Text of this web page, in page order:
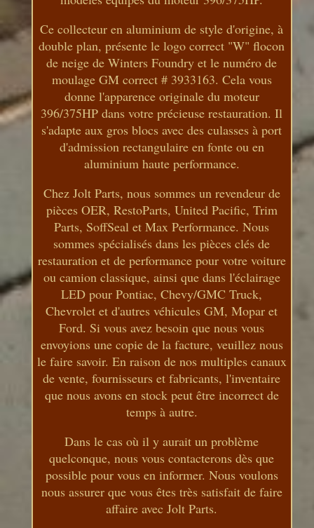
Ce collecteur en aluminium de style d'origine, à
double plan, présente le logo correct "W" flocon
de neige de Winters Foundry et le numéro de
moulage GM correct # 3933163. Cela vous
donne l'apparence originale du moteur
396/375HP dans votre précieuse restauration. Il
s'adapte aux gros blocs avec des culasses à port
d'admission rectangulaire en fonte ou en
aluminium haute performance.
Chez Jolt Parts, nous sommes un revendeur de
pièces OER, RestoParts, United Pacific, Trim
Parts, SoffSeal et Max Performance. Nous
sommes spécialisés dans les pièces clés de
restauration et de performance pour votre voiture
ou camion classique, ainsi que dans l'éclairage
LED pour Pontiac, Chevy/GMC Truck,
Chevrolet et d'autres véhicules GM, Mopar et
Ford. Si vous avez besoin que nous vous
envoyions une copie de la facture, veuillez nous
le faire savoir. En raison de nos multiples canaux
de vente, fournisseurs et fabricants, l'inventaire
que nous avons en stock peut être incorrect de
temps à autre.
Dans le cas où il y aurait un problème
quelconque, nous vous contacterons dès que
possible pour vous en informer. Nous voulons
nous assurer que vous êtes très satisfait de faire
affaire avec Jolt Parts.